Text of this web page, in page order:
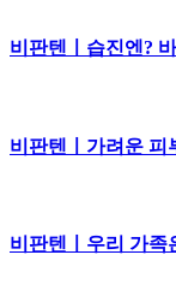
비판텐ㅣ습진엔?
비판텐ㅣ가려운 피
비판텐ㅣ우리 가족